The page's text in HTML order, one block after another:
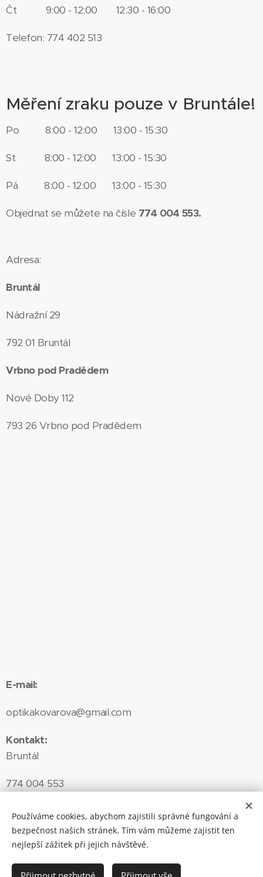
Čt 9:00 - 12:00 12:30 - 16:00
Telefon: 774 402 513
Měření zraku pouze v Bruntále!
Po 8:00 - 12:00 13:00 - 15:30
St 8:00 - 12:00 13:00 - 15:30
Pá 8:00 - 12:00 13:00 - 15:30
Objednat se můžete na čísle 774 004 553.
Adresa:
Bruntál
Nádražní 29
792 01 Bruntál
Vrbno pod Pradědem
Nové Doby 112
793 26 Vrbno pod Pradědem
E-mail:
optikakovarova@gmail.com
Kontakt:
Bruntál
774 004 553
Vrbno pod Pradědem
774 402 513
Používáme cookies, abychom zajistili správné fungování a
bezpečnost našich stránek. Tím vám můžeme zajistit ten
nejlepší zážitek při jejich návštěvě.